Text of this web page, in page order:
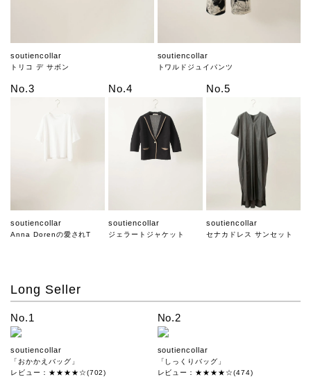
soutiencollar
トリコ デ サボン
soutiencollar
トワルドジュイパンツ
No.3
soutiencollar
Anna Dorenの愛されT
No.4
soutiencollar
ジェラートジャケット
No.5
soutiencollar
セナカドレス サンセット
Long Seller
No.1
soutiencollar
「おかかえバッグ」
レビュー：★★★★☆(702)
No.2
soutiencollar
「しっくりバッグ」
レビュー：★★★★☆(474)